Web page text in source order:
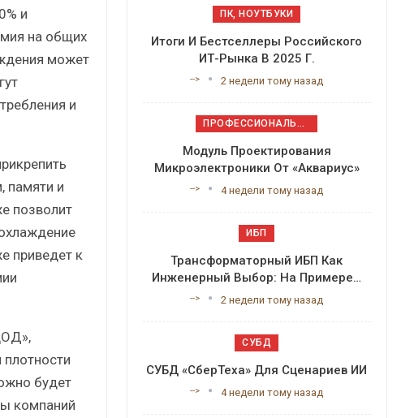
и
на общих
может
и
памяти и
позволит
приведет к
будет
компаний
ПК, НОУТБУКИ
Итоги И Бестселлеры Российского
ИТ-Рынка В 2025 Г.
--> 2 недели тому назад
ПРОФЕССИОНАЛЬНОЕ ПРИКЛАДНОЕ ПО
Модуль Проектирования
Микроэлектроники От «Аквариус»
--> 4 недели тому назад
ИБП
Трансформаторный ИБП Как
Инженерный Выбор: На Примере…
--> 2 недели тому назад
СУБД
СУБД «СберТеха» Для Сценариев ИИ
--> 4 недели тому назад